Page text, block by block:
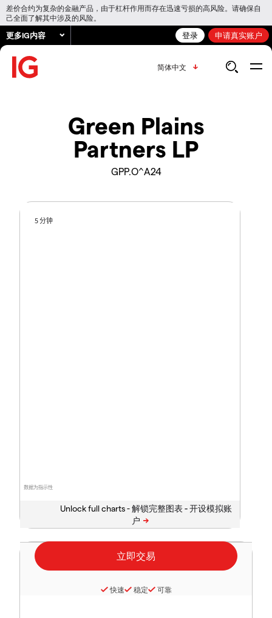
差价合约为复杂的金融产品，由于杠杆作用而存在迅速亏损的高风险。请确保自
己全面了解其中涉及的风险。
更多IG内容 登录 申请真实账户
简体中文
Green Plains
Partners LP
GPP.O^A24
数据为指示性
5 分钟
Unlock full charts -
快速 稳定 可靠